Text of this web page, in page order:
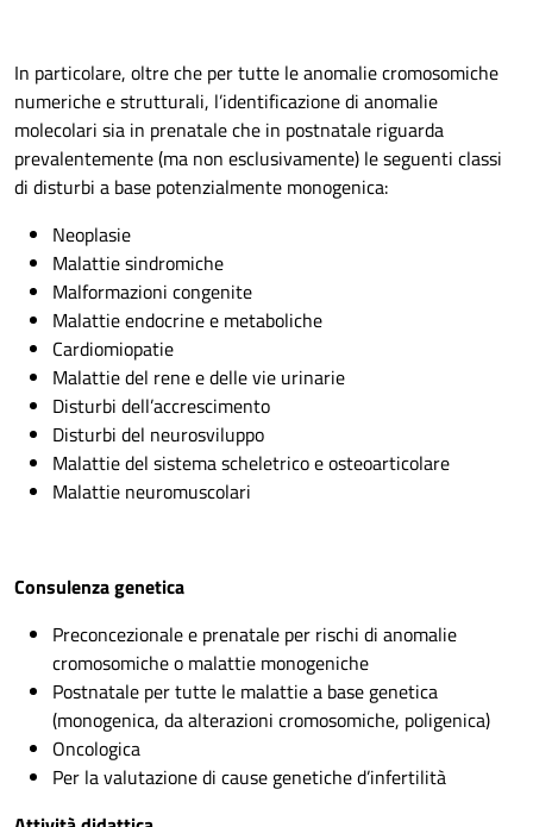
In particolare, oltre che per tutte le anomalie cromosomiche
numeriche e strutturali, l’identificazione di anomalie
molecolari sia in prenatale che in postnatale riguarda
prevalentemente (ma non esclusivamente) le seguenti classi
di disturbi a base potenzialmente monogenica:
Neoplasie
Malattie sindromiche
Malformazioni congenite
Malattie endocrine e metaboliche
Cardiomiopatie
Malattie del rene e delle vie urinarie
Disturbi dell’accrescimento
Disturbi del neurosviluppo
Malattie del sistema scheletrico e osteoarticolare
Malattie neuromuscolari
Consulenza genetica
Preconcezionale e prenatale per rischi di anomalie
cromosomiche o malattie monogeniche
Postnatale per tutte le malattie a base genetica
(monogenica, da alterazioni cromosomiche, poligenica)
Oncologica
Per la valutazione di cause genetiche d’infertilità